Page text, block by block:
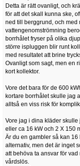
Detta är rätt ovanligt, och
för att det skall kunna ske,
ned till berggrund, och med
vattengenomströmning
borrhålet fryser på olika
större ispluggen blir runt
med resultatet att brine
Ovanligt som sagt, men en
kort kollektor.
Vore det bara för de 600
kortare borrhålet skulle jag
alltså en viss risk för
Vore jag i dina kläder
eller ca 16 kW och 2 X 150
Är du en gambler så kan
alternativ, men det är inget
att behöva ta ansvar för
vårdslös.